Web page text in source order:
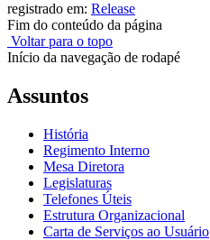
registrado em: Release
Fim do conteúdo da página
Voltar para o topo
Início da navegação de rodapé
Assuntos
História
Regimento Interno
Mesa Diretora
Legislaturas
Telefones Úteis
Estrutura Organizacional
Carta de Serviços ao Usuário